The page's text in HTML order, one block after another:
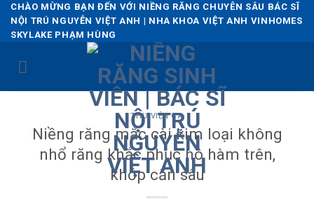
Skip
content
CHÀO MỪNG BẠN ĐẾN VỚI NIỀNG RĂNG CHUYÊN SÂU BÁC SĨ
NỘI TRÚ NGUYỄN VIỆT ANH | NHA KHOA VIỆT ANH VINHOMES
SKYLAKE PHẠM HÙNG
THƯ VIỆN CA
Niềng răng mắc cài kim loại không
nhổ răng khắc phục hô hàm trên,
khớp cắn sâu